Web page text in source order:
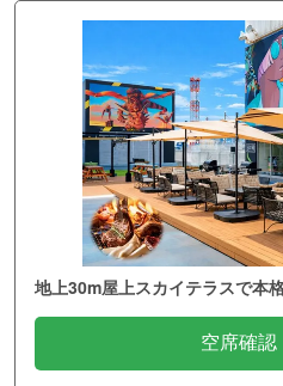
地上30m屋上スカイテラスで本
空席確認